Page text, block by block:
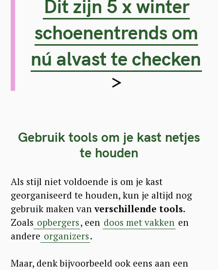
Dit zijn 5 x winter
schoenentrends om
nú alvast te checken
>
Gebruik tools om je kast netjes
te houden
Als stijl niet voldoende is om je kast
georganiseerd te houden, kun je altijd nog
gebruik maken vanverschillende tools.
Zoals opbergers, een doos met vakken en
andere organizers.
Maar, denk bijvoorbeeld ook eens aan een